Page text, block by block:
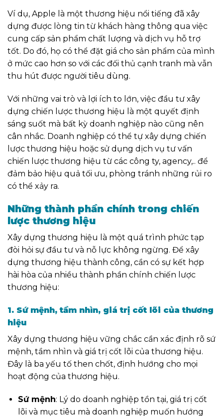
Ví dụ, Apple là một thương hiệu nổi tiếng đã xây
dựng được lòng tin từ khách hàng thông qua việc
cung cấp sản phẩm chất lượng và dịch vụ hỗ trợ
tốt. Do đó, họ có thể đặt giá cho sản phẩm của mình
ở mức cao hơn so với các đối thủ cạnh tranh mà vẫn
thu hút được người tiêu dùng.
Với những vai trò và lợi ích to lớn, việc đầu tư xây
dựng chiến lược thương hiệu là một quyết định
sáng suốt mà bất kỳ doanh nghiệp nào cũng nên
cân nhắc. Doanh nghiệp có thể tự xây dựng chiến
lược thương hiệu hoặc sử dụng dịch vụ tư vấn
chiến lược thương hiệu từ các công ty, agency,.. để
đảm bảo hiệu quả tối ưu, phòng tránh những rủi ro
có thể xảy ra.
Những thành phần chính trong chiến
lược thương hiệu
Xây dựng thương hiệu là một quá trình phức tạp
đòi hỏi sự đầu tư và nỗ lực không ngừng. Để xây
dựng thương hiệu thành công, cần có sự kết hợp
hài hòa của nhiều thành phần chính chiến lược
thương hiệu:
1. Sứ mệnh, tầm nhìn, giá trị cốt lõi của thương
hiệu
Xây dựng thương hiệu vững chắc cần xác định rõ sứ
mệnh, tầm nhìn và giá trị cốt lõi của thương hiệu.
Đây là ba yếu tố then chốt, định hướng cho mọi
hoạt động của thương hiệu.
Sứ mệnh: Lý do doanh nghiệp tồn tại, giá trị cốt
lõi và mục tiêu mà doanh nghiệp muốn hướng